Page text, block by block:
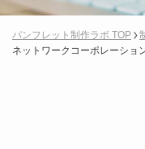
パンフレット制作ラボ TOP
ネットワークコーポレーショ